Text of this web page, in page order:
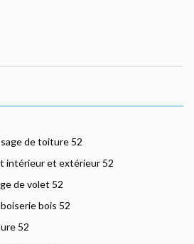
de toiture 52
intérieur et extérieur 52
de volet 52
bois 52
52